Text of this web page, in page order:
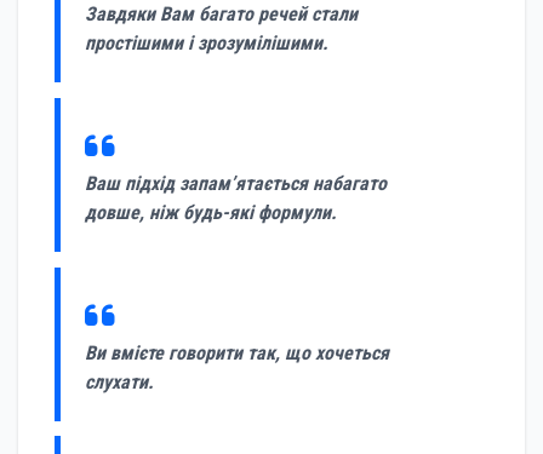
Завдяки Вам багато речей стали
простішими і зрозумілішими.
Ваш підхід запам’ятається набагато
довше, ніж будь-які формули.
Ви вмієте говорити так, що хочеться
слухати.